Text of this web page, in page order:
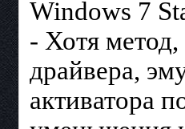
Windows 7
- Хотя метод,
драйвера,
активатора